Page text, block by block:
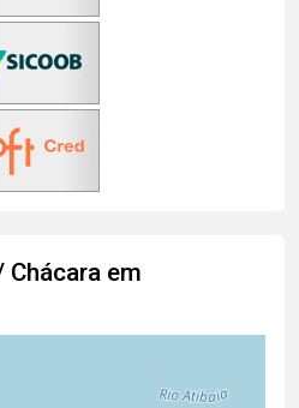
Chácara em